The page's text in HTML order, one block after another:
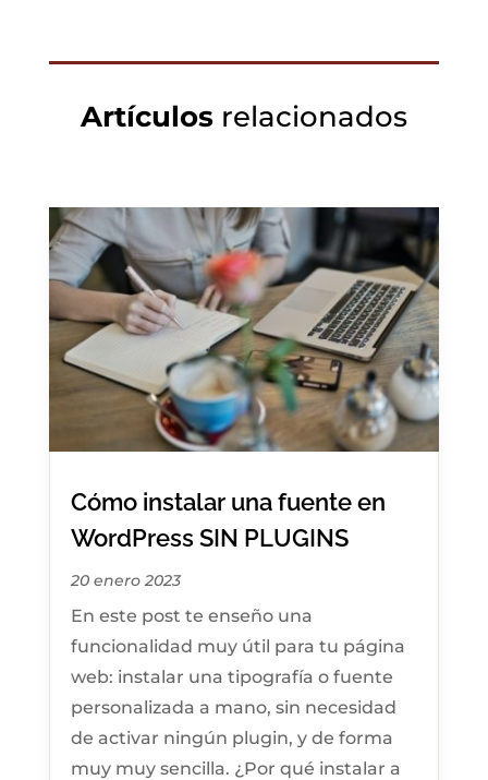
Artículosrelacionados
Cómo instalar una fuente en
WordPress SIN PLUGINS
20 enero 2023
En este post te enseño una
funcionalidad muy útil para tu página
web: instalar una tipografía o fuente
personalizada a mano, sin necesidad
de activar ningún plugin, y de forma
muy muy sencilla. ¿Por qué instalar a